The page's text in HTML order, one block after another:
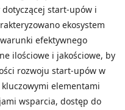
start-upów i
ekosystem
efektywnego
ilościowe i jakościowe, by
rozwoju start-upów w
elementami
wsparcia, dostęp do